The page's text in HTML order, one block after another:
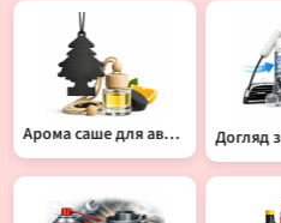
Арома саше для автомобіля